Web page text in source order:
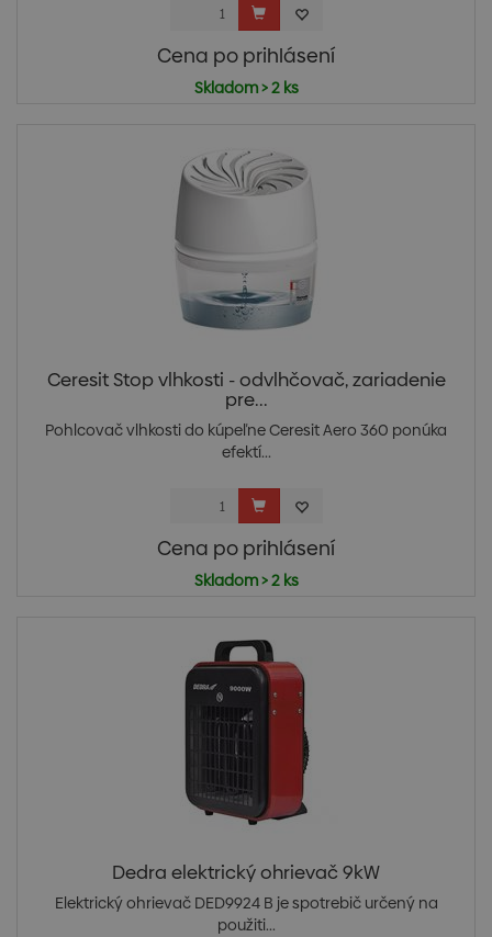
Cena po prihlásení
Skladom > 2 ks
Ceresit Stop vlhkosti - odvlhčovač, zariadenie
pre...
Pohlcovač vlhkosti do kúpeľne Ceresit Aero 360 ponúka
efektí...
Cena po prihlásení
Skladom > 2 ks
Dedra elektrický ohrievač 9kW
Elektrický ohrievač DED9924 B je spotrebič určený na
použiti...